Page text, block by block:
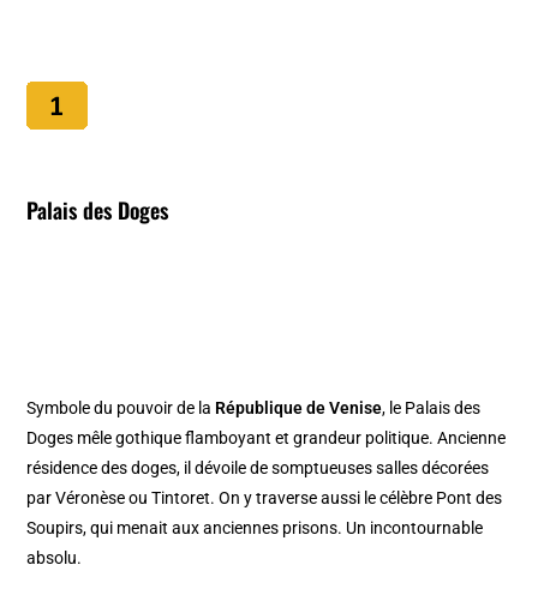
Palais des Doges
Symbole du pouvoir de la République de Venise, le Palais des
Doges mêle gothique flamboyant et grandeur politique. Ancienne
résidence des doges, il dévoile de somptueuses salles décorées
par Véronèse ou Tintoret. On y traverse aussi le célèbre Pont des
Soupirs, qui menait aux anciennes prisons. Un incontournable
absolu.